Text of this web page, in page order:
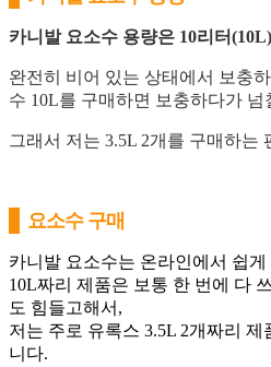
카니발 요소수 용량은 10리터(10L)
완전히 비어 있는 상태에서 보충
수 10L를 구매하면 보충하다가 넘
그래서 저는 3.5L 2개를 구매하는
요소수 구매
카니발 요소수는 온라인에서 쉽
10L짜리 제품은 보통 한 번에 다
도 힘들고해서,
저는 주로 유록스 3.5L 2개짜리
니다.